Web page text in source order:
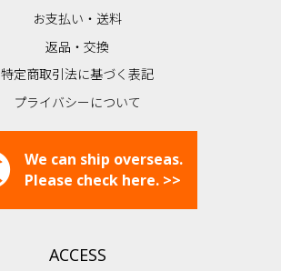
お支払い・送料
返品・交換
特定商取引法に基づく表記
プライバシーについて
We can ship overseas.
Please check here. >>
ACCESS